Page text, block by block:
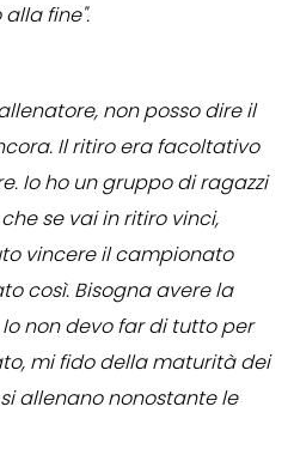
fine".
non posso dire il
Il ritiro era facoltativo
Io ho un gruppo di ragazzi
se vai in ritiro vinci,
vincere il campionato
così. Bisogna avere la
non devo far di tutto per
mi fido della maturità dei
allenano nonostante le